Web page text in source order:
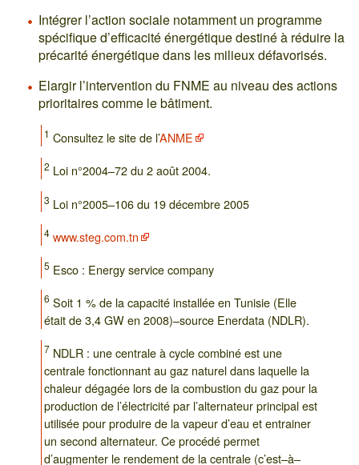
Intégrer l’action sociale notamment un programme
spécifique d’efficacité énergétique destiné à réduire la
précarité énergétique dans les milieux défavorisés.
Elargir l’intervention du FNME au niveau des actions
prioritaires comme le bâtiment.
1 Consultez le site de l’ANME
2 Loi n°2004–72 du 2 août 2004.
3 Loi n°2005–106 du 19 décembre 2005
4 www.steg.com.tn
5 Esco : Energy service company
6 Soit 1 % de la capacité installée en Tunisie (Elle
était de 3,4 GW en 2008)–source Enerdata (NDLR).
7 NDLR : une centrale à cycle combiné est une
centrale fonctionnant au gaz naturel dans laquelle la
chaleur dégagée lors de la combustion du gaz pour la
production de l’électricité par l’alternateur principal est
utilisée pour produire de la vapeur d’eau et entrainer
un second alternateur. Ce procédé permet
d’augmenter le rendement de la centrale (c’est–à–